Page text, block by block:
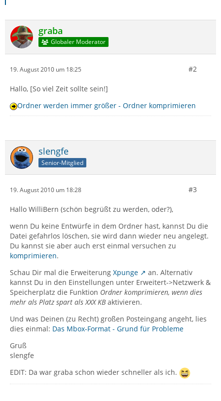
graba
Globaler Moderator
19. August 2010 um 18:25 #2
Hallo, [So viel Zeit sollte sein!]
Ordner werden immer größer - Ordner komprimieren
slengfe
Senior-Mitglied
19. August 2010 um 18:28 #3
Hallo WilliBern (schön begrüßt zu werden, oder?),
wenn Du keine Entwürfe in dem Ordner hast, kannst Du die
Datei gefahrlos löschen, sie wird dann wieder neu angelegt.
Du kannst sie aber auch erst einmal versuchen zu
komprimieren.
Schau Dir mal die Erweiterung Xpunge
an. Alternativ
kannst Du in den Einstellungen unter Erweitert->Netzwerk &
Speicherplatz die Funktion Ordner komprimieren, wenn dies
mehr als Platz spart als XXX KBaktivieren.
Und was Deinen (zu Recht) großen Posteingang angeht, lies
dies einmal: Das Mbox-Format - Grund für Probleme
Gruß
slengfe
EDIT: Da war graba schon wieder schneller als ich.